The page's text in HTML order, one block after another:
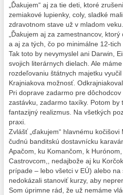
„Ďakujem“ aj za tie deti, ktoré
zemiakové lupienky, coly, sladké
zdravotnom stave už v mladom veku.
„Ďakujem aj za zamestnancov,
a aj za tých, čo po minimálne 12-
Tak toto by nevymyslel ani Darwin,
svojich literárnych dielach. Ale
rozdeľovaniu štátnych majetku
Krajniakova možnosť.
Pri doprave zadarmo pre
zastávku, zadarmo taxíky. Potom
fantazijný realizmus. Na všetkých
praxi.
Zvlášť „ďakujem“ hlavnému
čudnú banditskú dostavnícku
Apačom, ku Komančom, k
Castrovcom,, nedajbože aj ku
prípade – lebo všetci v EÚ) alebo
nedokázali stanoviť kurzy, aby
Som úprimne rád, že už nemáme